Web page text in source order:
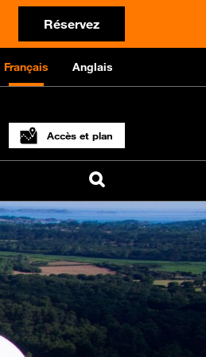
Réservez
Français Anglais
Accès et plan